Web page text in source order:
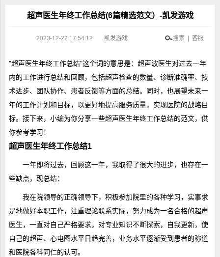
超声医生年终工作总结(6篇精选范文）-凯发游戏
2023-12-22 17:54:12 凯发游戏 搜索 | 客服
"超声医生年终工作总结"这个词的意思是：超声波医生对过去一年
内的工作进行总结和回顾，包括超声检查的数量、诊断准确率、技
术进步、团队协作、患者反馈等方面的总结。同时，也展望未来一
年的工作计划和目标，以更好地提高服务质量，实现医院的战略目
标。接下来，小编为你分享一些超声医生年终工作总结的范文，供
你参考学习！
超声医生年终工作总结1
一年即将过去，回顾这一年，我取得了很大的进步，也存在一
些缺点，现总结：
我在院领导的正确领导下，积极参加院里的各种学习，实事求
是地做好本职工作，注重理论联系实际，努力成为一名合格的超声
医生，一直对自己严格要求，对专业知识不断探索，自我更新，使
自己的超声、心电图水平日趋完善，业务水平逐渐受到患者的称道
和医院各科同仁的认可。